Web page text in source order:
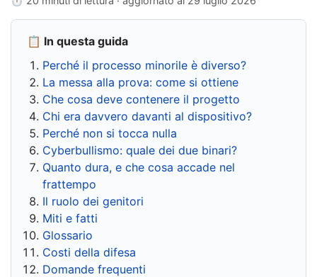
📋 In questa guida
Perché il processo minorile è diverso?
La messa alla prova: come si ottiene
Che cosa deve contenere il progetto
Chi era davvero davanti al dispositivo?
Perché non si tocca nulla
Cyberbullismo: quale dei due binari?
Quanto dura, e che cosa accade nel
frattempo
Il ruolo dei genitori
Miti e fatti
Glossario
Costi della difesa
Domande frequenti